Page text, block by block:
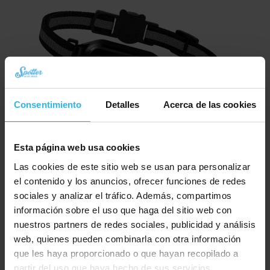
Consentimiento Detalles Acerca de las cookies
Esta página web usa cookies
Las cookies de este sitio web se usan para personalizar
el contenido y los anuncios, ofrecer funciones de redes
sociales y analizar el tráfico. Además, compartimos
información sobre el uso que haga del sitio web con
nuestros partners de redes sociales, publicidad y análisis
web, quienes pueden combinarla con otra información
que les haya proporcionado o que hayan recopilado a
partir del uso que haya hecho de sus servicios.
89,95
El
precio
original
era:
€ 89,95.
79,94
precio
actual
es:
€ 79,94.
Pedir ahora